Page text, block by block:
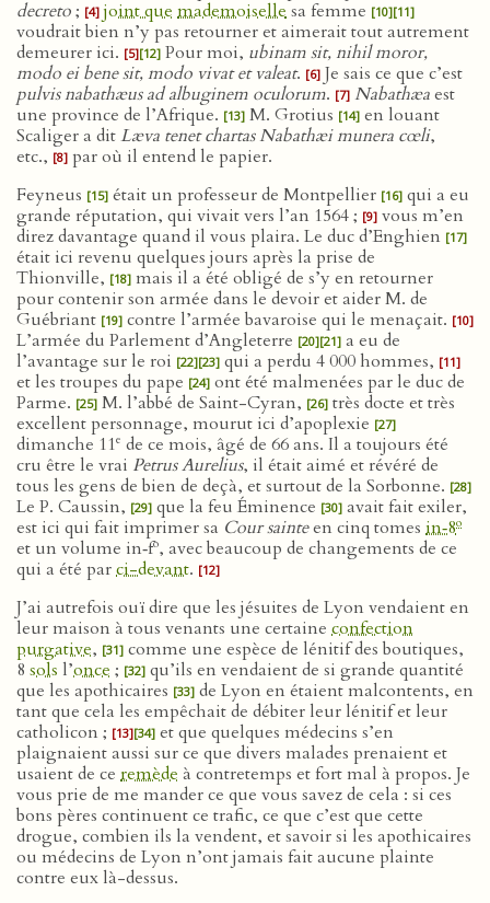
decreto; [4] joint que mademoisellesa femme [10][11]
voudrait bien n’y pas retourner et aimerait tout autrement
demeurer ici. [5][12] Pour moi, ubinam sit, nihil moror,
modo ei bene sit, modo vivat et valeat. [6] Je sais ce que c’est
pulvis nabathæus ad albuginem oculorum. [7] Nabathæaest
une province de l’Afrique. [13] M. Grotius [14] en louant
Scaliger a ditLæva tenet chartas Nabathæi munera cœli,
etc., [8] par où il entend le papier.
Feyneus [15] était un professeur de Montpellier [16] qui a eu
grande réputation, qui vivait vers l’an 1564 ; [9] vous m’en
direz davantage quand il vous plaira. Le duc d’Enghien [17]
était ici revenu quelques jours après la prise de
Thionville, [18] mais il a été obligé de s’y en retourner
pour contenir son armée dans le devoir et aider M. de
Guébriant [19] contre l’armée bavaroise qui le menaçait. [10]
L’armée du Parlement d’Angleterre [20][21] a eu de
l’avantage sur le roi [22][23] qui a perdu 4 000 hommes, [11]
et les troupes du pape [24] ont été malmenées par le duc de
Parme. [25] M. l’abbé de Saint-Cyran, [26] très docte et très
excellent personnage, mourut ici d’apoplexie [27]
dimanche 11e de ce mois, âgé de 66 ans. Il a toujours été
cru être le vrai Petrus Aurelius, il était aimé et révéré de
tous les gens de bien de deçà, et surtout de la Sorbonne. [28]
Le P. Caussin, [29] que la feu Éminence [30] avait fait exiler,
est ici qui fait imprimer sa Cour sainteen cinq tomes in‑8o
et un volume in‑fo, avec beaucoup de changements de ce
qui a été parci-devant. [12]
J’ai autrefois ouï dire que les jésuites de Lyon vendaient en
leur maison à tous venants une certaine confection
purgative, [31] comme une espèce de lénitif des boutiques,
8 sols l’once ; [32] qu’ils en vendaient de si grande quantité
que les apothicaires [33] de Lyon en étaient malcontents, en
tant que cela les empêchait de débiter leur lénitif et leur
catholicon ; [13][34] et que quelques médecins s’en
plaignaient aussi sur ce que divers malades prenaient et
usaient de ce remède à contretemps et fort mal à propos. Je
vous prie de me mander ce que vous savez de cela : si ces
bons pères continuent ce trafic, ce que c’est que cette
drogue, combien ils la vendent, et savoir si les apothicaires
ou médecins de Lyon n’ont jamais fait aucune plainte
contre eux là-dessus.